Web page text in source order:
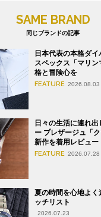
SAME BRAND
同じブランドの記事
日本代表の本格ダ
スペックス「マリ
格と冒険心を
FEATURE 2026.08.03
日々の生活に連れ
ー プレザージュ「
新作を着用レビュー
FEATURE 2026.07.28
夏の時間を心地よく
ッチリスト
2026.07.23